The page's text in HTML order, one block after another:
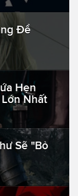
Để
Hẹn
Nhất
Sẽ "Bỏ